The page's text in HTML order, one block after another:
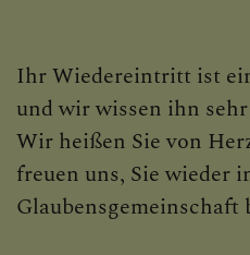
Ihr Wiedereintritt ist
und wir wissen ihn
Wir heißen Sie von
freuen uns, Sie wieder
Glaubensgemeinschaft